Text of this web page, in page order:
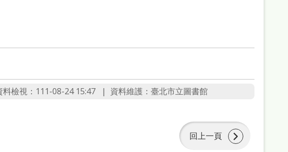
料檢視：111-08-24 15:47 資料維護：臺北市立圖書館
回上一頁